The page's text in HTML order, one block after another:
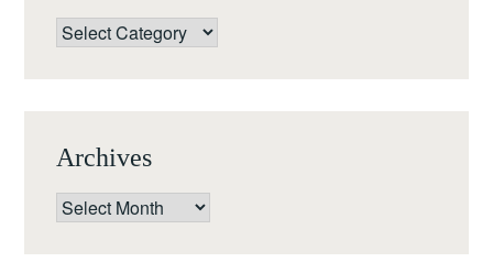
Categories
Archives
Archives